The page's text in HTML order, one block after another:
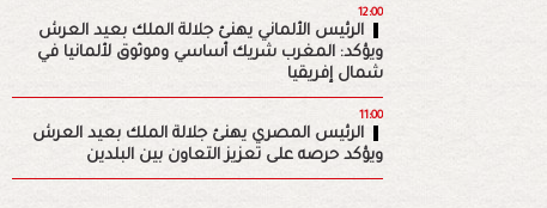
12:00
الرئيس الألماني يهنئ جلالة الملك بعيد العرش
ويؤكد: المغرب شريك أساسي وموثوق لألمانيا في
شمال إفريقيا
11:00
الرئيس المصري يهنئ جلالة الملك بعيد العرش
ويؤكد حرصه على تعزيز التعاون بين البلدين